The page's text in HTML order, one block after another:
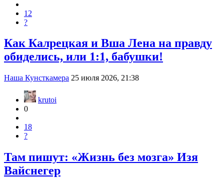
12
?
Как Калрецкая и Вша Лена на правду
обиделись, или 1:1, бабушки!
Наша Кунсткамера 25 июля 2026, 21:38
krutoi
0
18
?
Там пишут: «Жизнь без мозга» Изя
Вайснегер